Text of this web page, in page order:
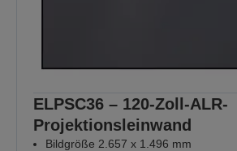
ELPSC36 – 120-Zoll-ALR-
Projektionsleinwand
Bildgröße 2.657 x 1.496 mm